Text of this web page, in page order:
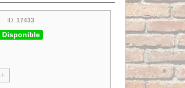
ID: 17433
Disponible
+